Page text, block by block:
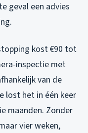
geval een advies
kost €90 tot
inspectie met
van de
lost het in één keer
maanden. Zonder
vier weken,